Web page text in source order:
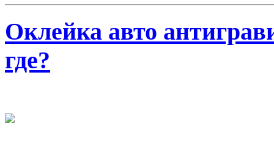
Оклейка авто
где?